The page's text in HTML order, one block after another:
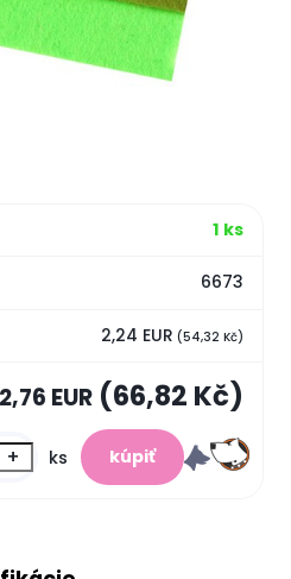
1 ks
6673
2,24 EUR (54,32 Kč)
2,76 EUR(66,82 Kč)
+ ks